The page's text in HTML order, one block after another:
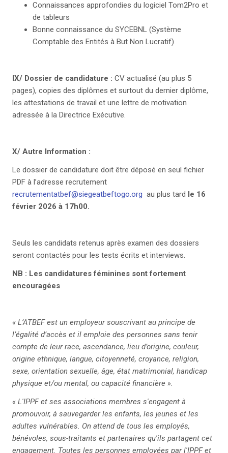
Connaissances approfondies du logiciel Tom2Pro et
de tableurs
Bonne connaissance du SYCEBNL (Système
Comptable des Entités à But Non Lucratif)
IX/ Dossier de candidature : CV actualisé (au plus 5
pages), copies des diplômes et surtout du dernier diplôme,
les attestations de travail et une lettre de motivation
adressée à la Directrice Exécutive.
X/ Autre Information :
Le dossier de candidature doit être déposé en seul fichier
PDF à l’adresse recrutement
recrutementatbef@siegeatbeftogo.org au plus tard le 16
février 2026 à 17h00.
Seuls les candidats retenus après examen des dossiers
seront contactés pour les tests écrits et interviews.
NB : Les candidatures féminines sont fortement
encouragées
« L’ATBEF est un employeur souscrivant au principe de
l’égalité d’accès et il emploie des personnes sans tenir
compte de leur race, ascendance, lieu d’origine, couleur,
origine ethnique, langue, citoyenneté, croyance, religion,
sexe, orientation sexuelle, âge, état matrimonial, handicap
physique et/ou mental, ou capacité financière ».
« L'IPPF et ses associations membres s'engagent à
promouvoir, à sauvegarder les enfants, les jeunes et les
adultes vulnérables. On attend de tous les employés,
bénévoles, sous-traitants et partenaires qu'ils partagent cet
engagement. Toutes les personnes employées par l'IPPF et